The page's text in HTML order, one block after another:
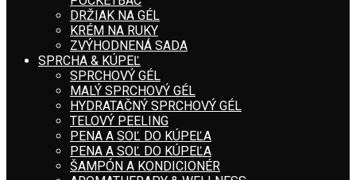
DRŽIAK NA GÉL
KRÉM NA RUKY
ZVÝHODNENÁ SADA
SPRCHA & KÚPEĽ
SPRCHOVÝ GÉL
MALÝ SPRCHOVÝ GÉL
HYDRATAČNÝ SPRCHOVÝ GÉL
TELOVÝ PEELING
PENA A SOĽ DO KÚPEĽA
PENA A SOĽ DO KÚPEĽA
ŠAMPÓN A KONDICIONÉR